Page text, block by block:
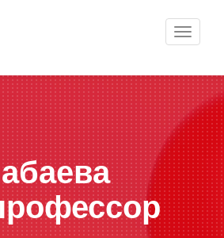
Toggle